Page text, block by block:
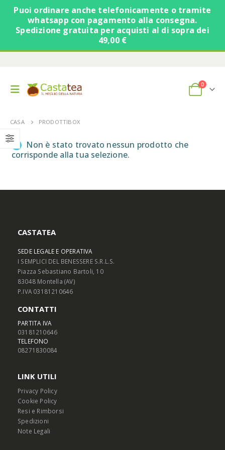
Puoi ordinare anche telefonicamente o tramite
whatsapp con pagamento alla consegna.
Spedizione gratuita per acquisti al di sopra dei
49,00 €
0
CASA PRODOTTIBOX
Non è stato trovato nessun prodotto che
corrisponde alla tua selezione.
CASTATEA
SEDE LEGALE E OPERATIVA
I SEMPLICI DEL BENESSERE S.R.L.S.
Piazza Sebastiano Bartoli, 10
83048 Montella (AV)
P.IVA 03181210646
CONTATTI
PARTITA IVA
03181210646
TELEFONO
08271830084
LINK UTILI
Privacy Policy
Cookie Policy
Resi e Rimborsi
Spedizioni
Note Legali